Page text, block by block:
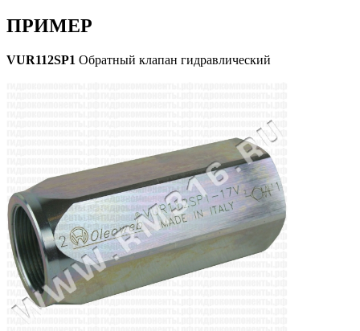
ПРИМЕР
VUR112SP1 Обратный клапан гидравлический